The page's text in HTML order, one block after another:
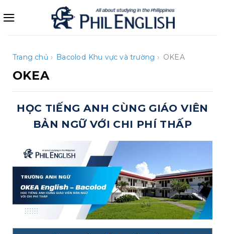
qua
Trang chủ › Bacolod Khu vực và trường › OKEA
OKEA
HỌC TIẾNG ANH CÙNG GIÁO VIÊN
BẢN NGỮ VỚI CHI PHÍ THẤP